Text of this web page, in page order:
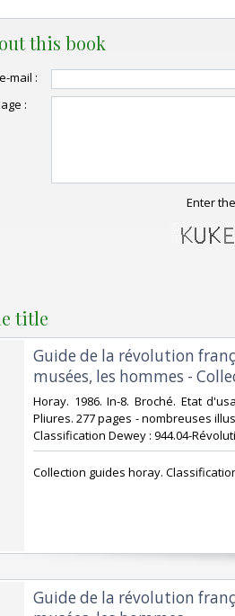
this book
mail :
:
Enter
title
‎Guide de la révolution
musées, les hommes -
‎Horay. 1986. In-8. Broché. Etat
Pliures. 277 pages - nombreuses
Classification Dewey : 944.04-
‎Collection guides horay.
‎Guide de la révolution